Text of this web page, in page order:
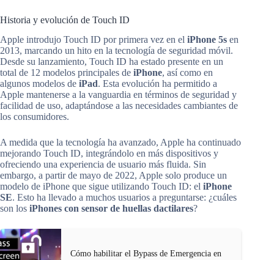
Historia y evolución de Touch ID
Apple introdujo Touch ID por primera vez en el iPhone 5s en
2013, marcando un hito en la tecnología de seguridad móvil.
Desde su lanzamiento, Touch ID ha estado presente en un
total de 12 modelos principales de iPhone, así como en
algunos modelos de iPad. Esta evolución ha permitido a
Apple mantenerse a la vanguardia en términos de seguridad y
facilidad de uso, adaptándose a las necesidades cambiantes de
los consumidores.
A medida que la tecnología ha avanzado, Apple ha continuado
mejorando Touch ID, integrándolo en más dispositivos y
ofreciendo una experiencia de usuario más fluida. Sin
embargo, a partir de mayo de 2022, Apple solo produce un
modelo de iPhone que sigue utilizando Touch ID: el iPhone
SE. Esto ha llevado a muchos usuarios a preguntarse: ¿cuáles
son los iPhones con sensor de huellas dactilares?
Cómo habilitar el Bypass de Emergencia en